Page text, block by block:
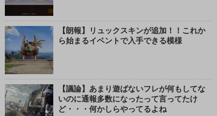
【朗報】リュックスキンが追加！！これか
ら始まるイベントで入手できる模様
【議論】あまり遊ばないフレが何もしてな
いのに通報多数になったって言ってたけ
ど・・・何かしらやってるよね